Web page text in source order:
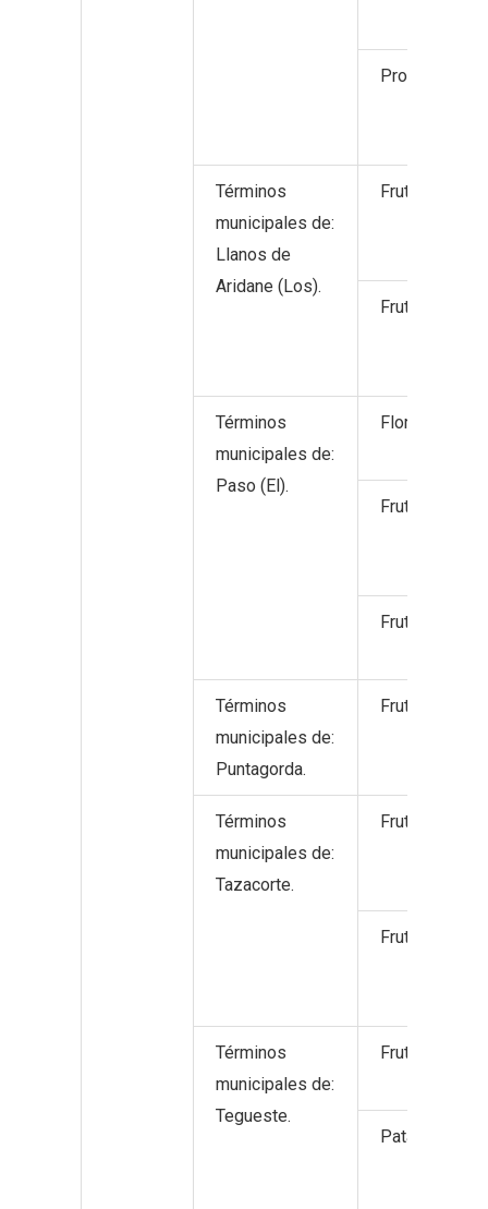
Productos
Términos
municipales de:
Llanos de
Aridane (Los).
Frutos no
Frutos
Términos
municipales de:
Paso (El).
Flores y
Frutos no
Frutos
Términos
municipales de:
Puntagorda.
Frutos no
Términos
municipales de:
Tazacorte.
Frutos no
Frutos
Términos
municipales de:
Tegueste.
Frutos no
Patata.